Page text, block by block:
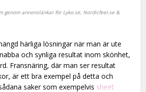
genom annonslänkar för Lyko.se, Nordicfeel.se &
härliga lösningar när man är ute
och synliga resultat inom skönhet,
Fransnäring, där man ser resultat
är ett bra exempel på detta och
saker som exempelvis sheet